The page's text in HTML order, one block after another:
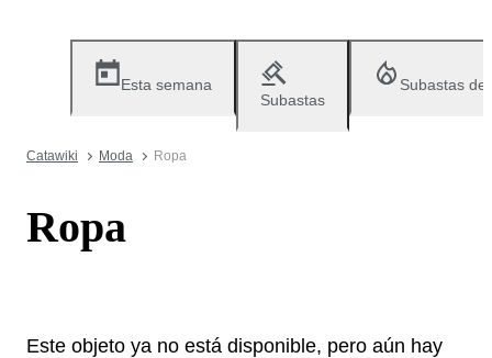
Esta semana
Subastas
Subastas
Catawiki Moda Ropa
Ropa
Este objeto ya no está disponible, pero aún hay